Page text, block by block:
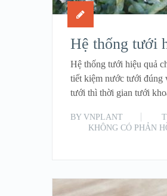
Hệ thống tưới
Hệ thống tưới hiệu quả
tiết kiệm nước tưới đúng
tưới thì thời gian tưới
BYVNPLANT
KHÔNG CÓ PHẢN